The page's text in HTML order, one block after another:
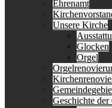
Ehrenamt
Unsere Kirche
Glocken
Orgel
Geschichte der